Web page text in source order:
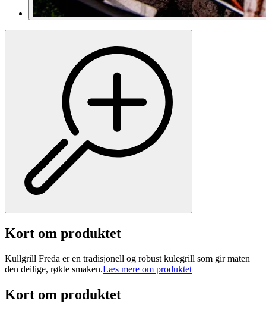
Kort om produktet
Kullgrill Freda er en tradisjonell og robust kulegrill som gir maten
den deilige, røkte smaken.Læs mere om produktet
Kort om produktet